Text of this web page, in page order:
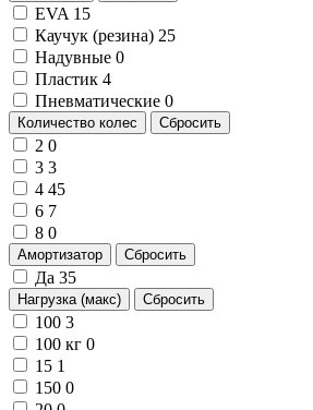
EVA 15
Каучук (резина) 25
Надувные 0
Пластик 4
Пневматические 0
Количество колес Сбросить
2 0
3 3
4 45
6 7
8 0
Амортизатор Сбросить
Да 35
Нагрузка (макс) Сбросить
100 3
100 кг 0
15 1
150 0